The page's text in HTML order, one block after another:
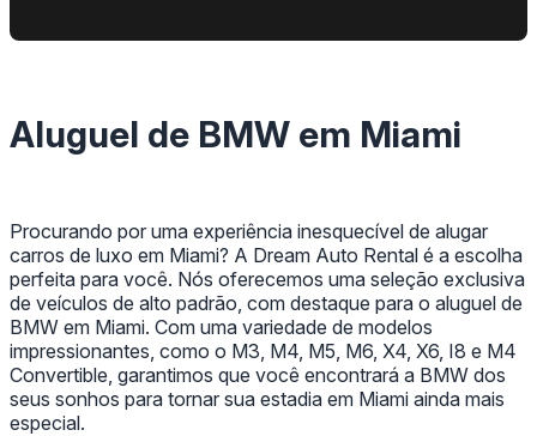
Aluguel de BMW em Miami
Procurando por uma experiência inesquecível de alugar
carros de luxo em Miami? A Dream Auto Rental é a escolha
perfeita para você. Nós oferecemos uma seleção exclusiva
de veículos de alto padrão, com destaque para o aluguel de
BMW em Miami. Com uma variedade de modelos
impressionantes, como o M3, M4, M5, M6, X4, X6, I8 e M4
Convertible, garantimos que você encontrará a BMW dos
seus sonhos para tornar sua estadia em Miami ainda mais
especial.